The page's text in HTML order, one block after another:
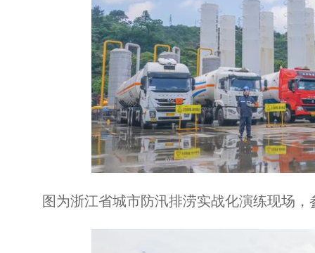
图为浙江省城市防汛排涝实战化演练现场